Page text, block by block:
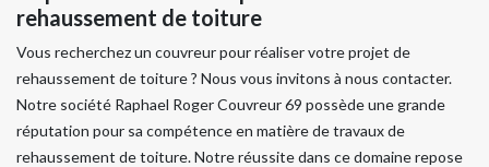
rehaussement de toiture
Vous recherchez un couvreur pour réaliser votre projet de
rehaussement de toiture ? Nous vous invitons à nous contacter.
Notre société Raphael Roger Couvreur 69 possède une grande
réputation pour sa compétence en matière de travaux de
rehaussement de toiture. Notre réussite dans ce domaine repose